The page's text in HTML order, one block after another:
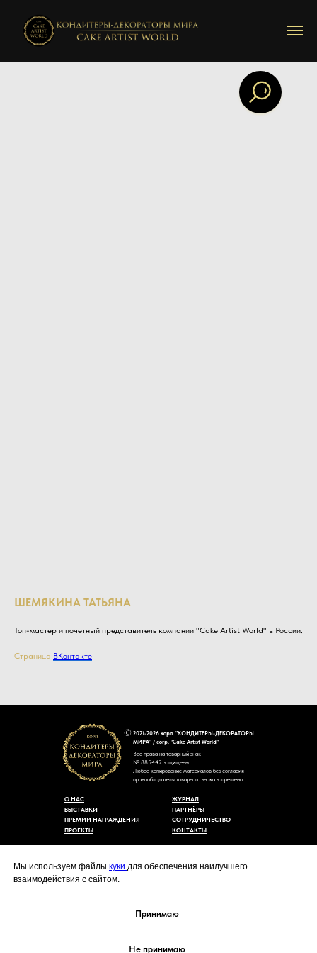
Мы используем файлы куки для обеспечения наилучшего
взаимодействия с сайтом.
Принимаю
Не принимаю
ШЕМЯКИНА ТАТЬЯНА
Топ-мастер и почетный представитель компании "Cake Artist World" в России.
Страница ВКонтакте
2021-2026 корп. "КОНДИТЕРЫ-ДЕКОРАТОРЫ
МИРА" / corp. “Cake Artist World”
Все права на товарный знак
№ 885442 защищены
Любое копирование материалов без согласия
правообладателя товарного знака запрещено
cakeartistworld@mail.ru
КОНТАКТЫ
СОТРУДНИЧЕСТВО
ЖУРНАЛ
ПАРТНЁРЫ
ПРЕМИИ НАГРАЖДЕНИЯ
ПРОЕКТЫ
ВЫСТАВКИ
О НАС
Политика конфиденциальности
Согласие на обработку персональных данных